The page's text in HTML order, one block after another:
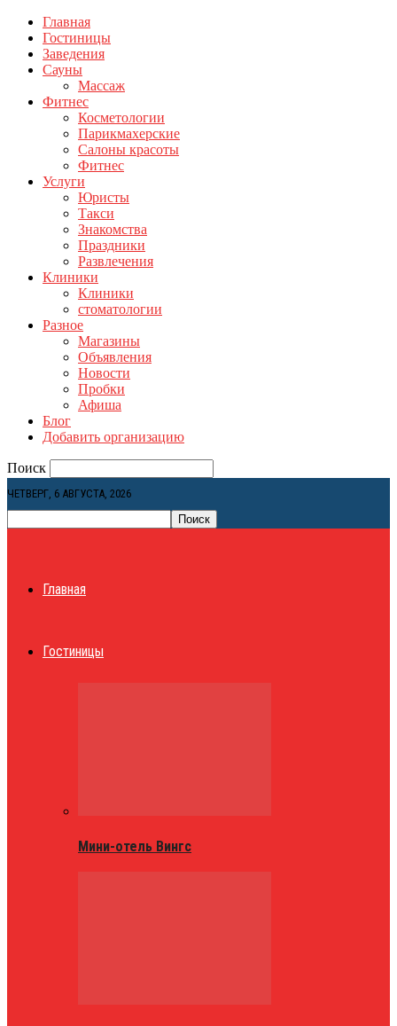
Главная
Гостиницы
Заведения
Сауны
Массаж
Фитнес
Косметологии
Парикмахерские
Салоны красоты
Фитнес
Услуги
Юристы
Такси
Знакомства
Праздники
Развлечения
Клиники
Клиники
стоматологии
Разное
Магазины
Объявления
Новости
Пробки
Афиша
Блог
Добавить организацию
Поиск
ЧЕТВЕРГ, 6 АВГУСТА, 2026
Главная
Гостиницы
Мини-отель Вингс